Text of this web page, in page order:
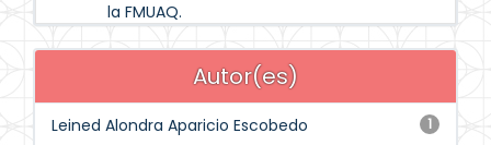
la FMUAQ.
Autor(es)
1
Leined Alondra Aparicio Escobedo